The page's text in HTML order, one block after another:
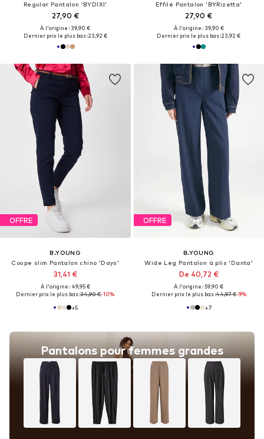
Regular Pantalon 'BYDIXI'
27,90 €
À l'origine : 39,90 €
Dernier prix le plus bas :23,92 €
Effilé Pantalon 'BYRizetta'
27,90 €
À l'origine : 39,90 €
Dernier prix le plus bas :23,92 €
OFFRE
B.YOUNG
Coupe slim Pantalon chino 'Days'
31,41 €
À l'origine : 49,95 €
Dernier prix le plus bas :34,90 €-10%
+5
Pantalons pour femmes grandes
OFFRE
B.YOUNG
Wide Leg Pantalon à plis 'Danta'
De 40,72 €
À l'origine : 59,90 €
Dernier prix le plus bas :44,97 €-9%
+7